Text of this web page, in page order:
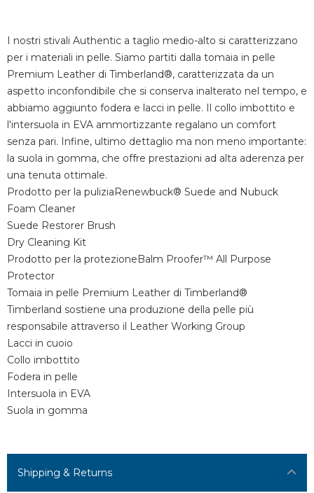
I nostri stivali Authentic a taglio medio-alto si caratterizzano
per i materiali in pelle. Siamo partiti dalla tomaia in pelle
Premium Leather di Timberland®, caratterizzata da un
aspetto inconfondibile che si conserva inalterato nel tempo, e
abbiamo aggiunto fodera e lacci in pelle. Il collo imbottito e
l'intersuola in EVA ammortizzante regalano un comfort
senza pari. Infine, ultimo dettaglio ma non meno importante:
la suola in gomma, che offre prestazioni ad alta aderenza per
una tenuta ottimale.
Prodotto per la puliziaRenewbuck® Suede and Nubuck
Foam Cleaner
Suede Restorer Brush
Dry Cleaning Kit
Prodotto per la protezioneBalm Proofer™ All Purpose
Protector
Tomaia in pelle Premium Leather di Timberland®
Timberland sostiene una produzione della pelle più
responsabile attraverso il Leather Working Group
Lacci in cuoio
Collo imbottito
Fodera in pelle
Intersuola in EVA
Suola in gomma
Shipping & Returns